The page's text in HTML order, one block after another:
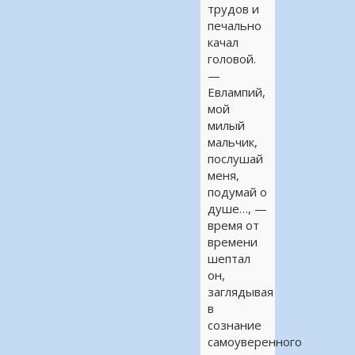
трудов и
печально
качал
головой.
—
Евлампий,
мой
милый
мальчик,
послушай
меня,
подумай о
душе…, —
время от
времени
шептал
он,
заглядывая
в
сознание
самоуверенного